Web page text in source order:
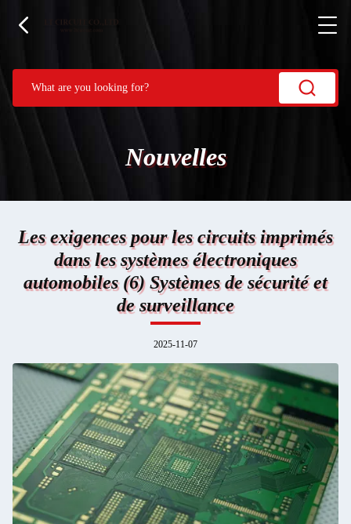
Nouvelles
Les exigences pour les circuits imprimés
dans les systèmes électroniques
automobiles (6) Systèmes de sécurité et
de surveillance
2025-11-07